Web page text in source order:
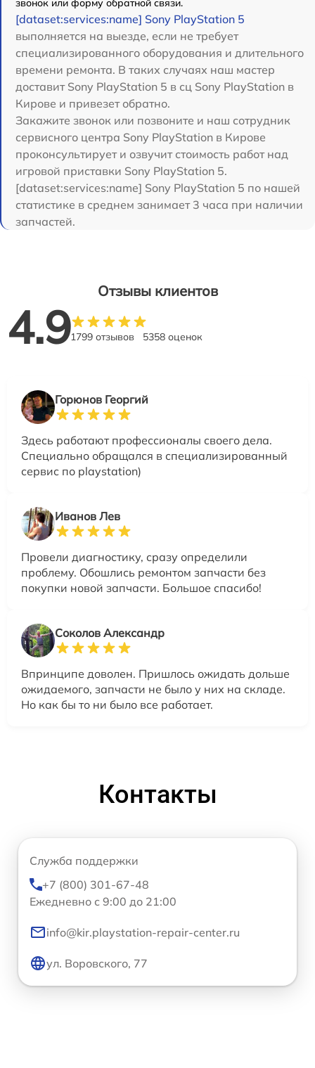
звонок или форму обратной связи.
[dataset:services:name] Sony PlayStation 5
выполняется на выезде, если не требует
специализированного оборудования и длительного
времени ремонта. В таких случаях наш мастер
доставит Sony PlayStation 5 в сц Sony PlayStation в
Кирове и привезет обратно.
Закажите звонок или позвоните и наш сотрудник
сервисного центра Sony PlayStation в Кирове
проконсультирует и озвучит стоимость работ над
игровой приставки Sony PlayStation 5.
[dataset:services:name] Sony PlayStation 5 по нашей
статистике в среднем занимает 3 часа при наличии
запчастей.
Отзывы клиентов
4.91799 отзывов 5358 оценок
Горюнов Георгий
Здесь работают профессионалы своего дела.
Специально обращался в специализированный
сервис по playstation)
Иванов Лев
Провели диагностику, сразу определили
проблему. Обошлись ремонтом запчасти без
покупки новой запчасти. Большое спасибо!
Соколов Александр
Впринципе доволен. Пришлось ожидать дольше
ожидаемого, запчасти не было у них на складе.
Но как бы то ни было все работает.
Контакты
Служба поддержки
+7 (800) 301-67-48
Ежедневно с 9:00 до 21:00
info@kir.playstation-repair-center.ru
ул. Воровского, 77